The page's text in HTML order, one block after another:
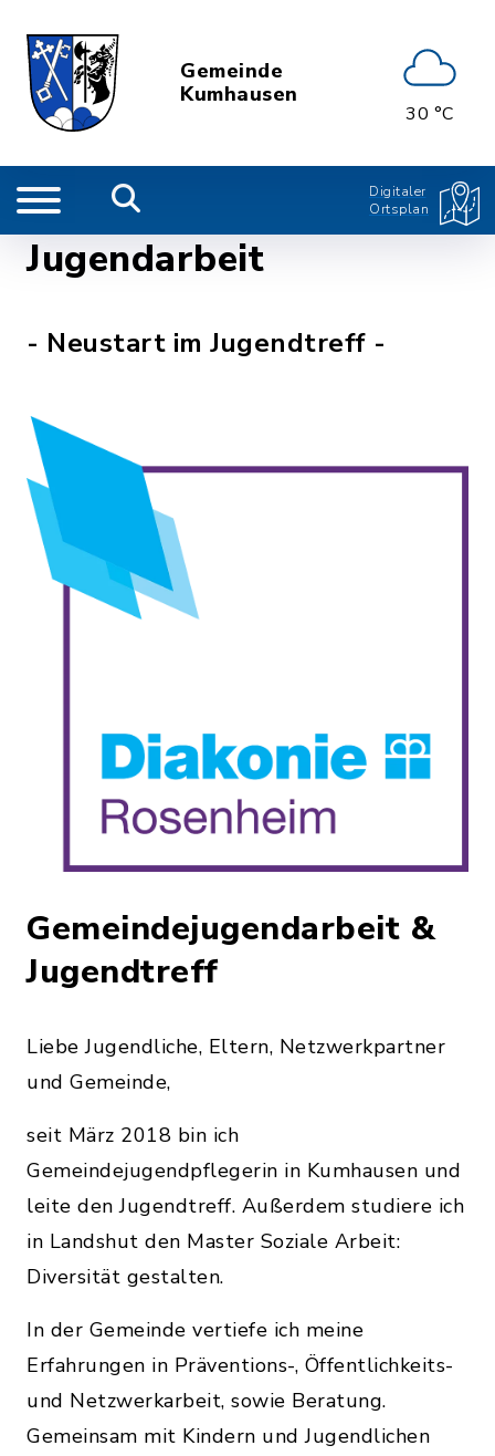
Gemeinde
Kumhausen
30 °C
Digitaler
Ortsplan
Jugendarbeit
- Neustart im Jugendtreff -
Gemeindejugendarbeit &
Jugendtreff
Liebe Jugendliche, Eltern, Netzwerkpartner
und Gemeinde,
seit März 2018 bin ich
Gemeindejugendpflegerin in Kumhausen und
leite den Jugendtreff. Außerdem studiere ich
in Landshut den Master Soziale Arbeit:
Diversität gestalten.
In der Gemeinde vertiefe ich meine
Erfahrungen in Präventions-, Öffentlichkeits-
und Netzwerkarbeit, sowie Beratung.
Gemeinsam mit Kindern und Jugendlichen